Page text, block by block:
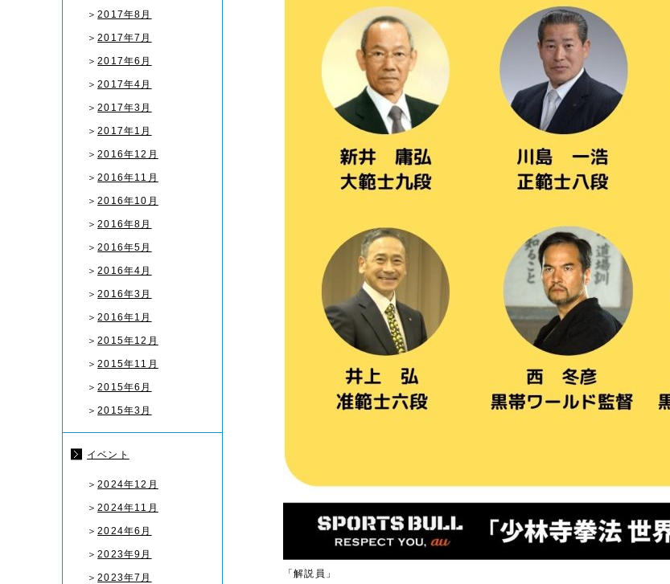
＞2017年8月
＞2017年7月
＞2017年6月
＞2017年4月
＞2017年3月
＞2017年1月
＞2016年12月
＞2016年11月
＞2016年10月
＞2016年8月
＞2016年5月
＞2016年4月
＞2016年3月
＞2016年1月
＞2015年12月
＞2015年11月
＞2015年6月
＞2015年3月
イベント
＞2024年12月
＞2024年11月
＞2024年6月
＞2023年9月
＞2023年7月 「解説員」